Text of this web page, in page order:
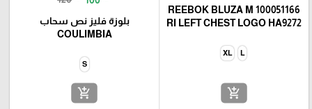
REEBOK BLUZA M 100051166
RI LEFT CHEST LOGO HA9272
L
XL
add_shopping_cart
بلوزة فليز نص سحاب
COULIMBIA
S
add_shopping_cart